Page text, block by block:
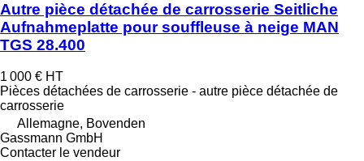
Autre pièce détachée de carrosserie Seitliche
Aufnahmeplatte pour souffleuse à neige MAN
TGS 28.400
1 000 € HT
Pièces détachées de carrosserie - autre pièce détachée de
carrosserie
Allemagne, Bovenden
Gassmann GmbH
Contacter le vendeur